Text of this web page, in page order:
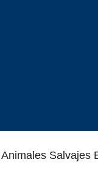
Salvajes